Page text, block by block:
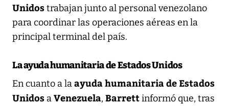
Unidostrabajan junto al personal venezolano
para coordinar las operaciones aéreas en la
principal terminal del país.
La ayuda humanitaria de Estados Unidos
En cuanto a laayuda humanitaria de Estados
Unidos aVenezuela, Barrettinformó que, tras